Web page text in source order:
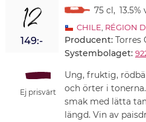
12
149:-
Ej prisvärt
75 cl , 13.5%
CHILE, RÉGION
Producent: Torres
Systembolaget:
Ung, fruktig,
och örter i
smak med lätta
längd. Vin av